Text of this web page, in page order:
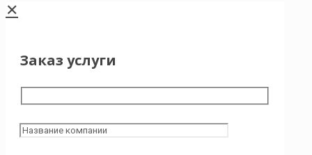
✕
Заказ услуги